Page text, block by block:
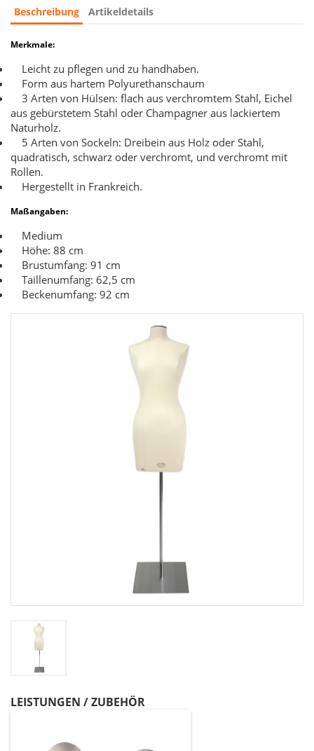
Beschreibung Artikeldetails
Merkmale:
Leicht zu pflegen und zu handhaben.
Form aus hartem Polyurethanschaum
3 Arten von Hülsen: flach aus verchromtem Stahl, Eichel
aus gebürstetem Stahl oder Champagner aus lackiertem
Naturholz.
5 Arten von Sockeln: Dreibein aus Holz oder Stahl,
quadratisch, schwarz oder verchromt, und verchromt mit
Rollen.
Hergestellt in Frankreich.
Maßangaben:
Medium
Höhe: 88 cm
Brustumfang: 91 cm
Taillenumfang: 62,5 cm
Beckenumfang: 92 cm
LEISTUNGEN / ZUBEHÖR